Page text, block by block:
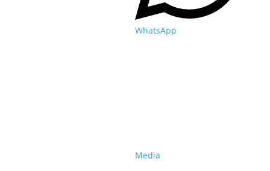
WhatsApp
Media